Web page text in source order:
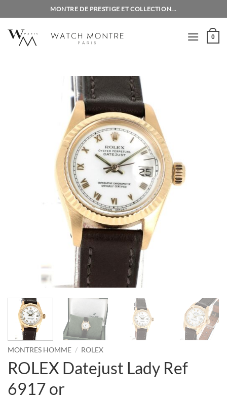
au
contenu
MONTRE DE PRESTIGE ET COLLECTION...
0
MONTRES HOMME / ROLEX
ROLEX Datejust Lady Ref
6917 or